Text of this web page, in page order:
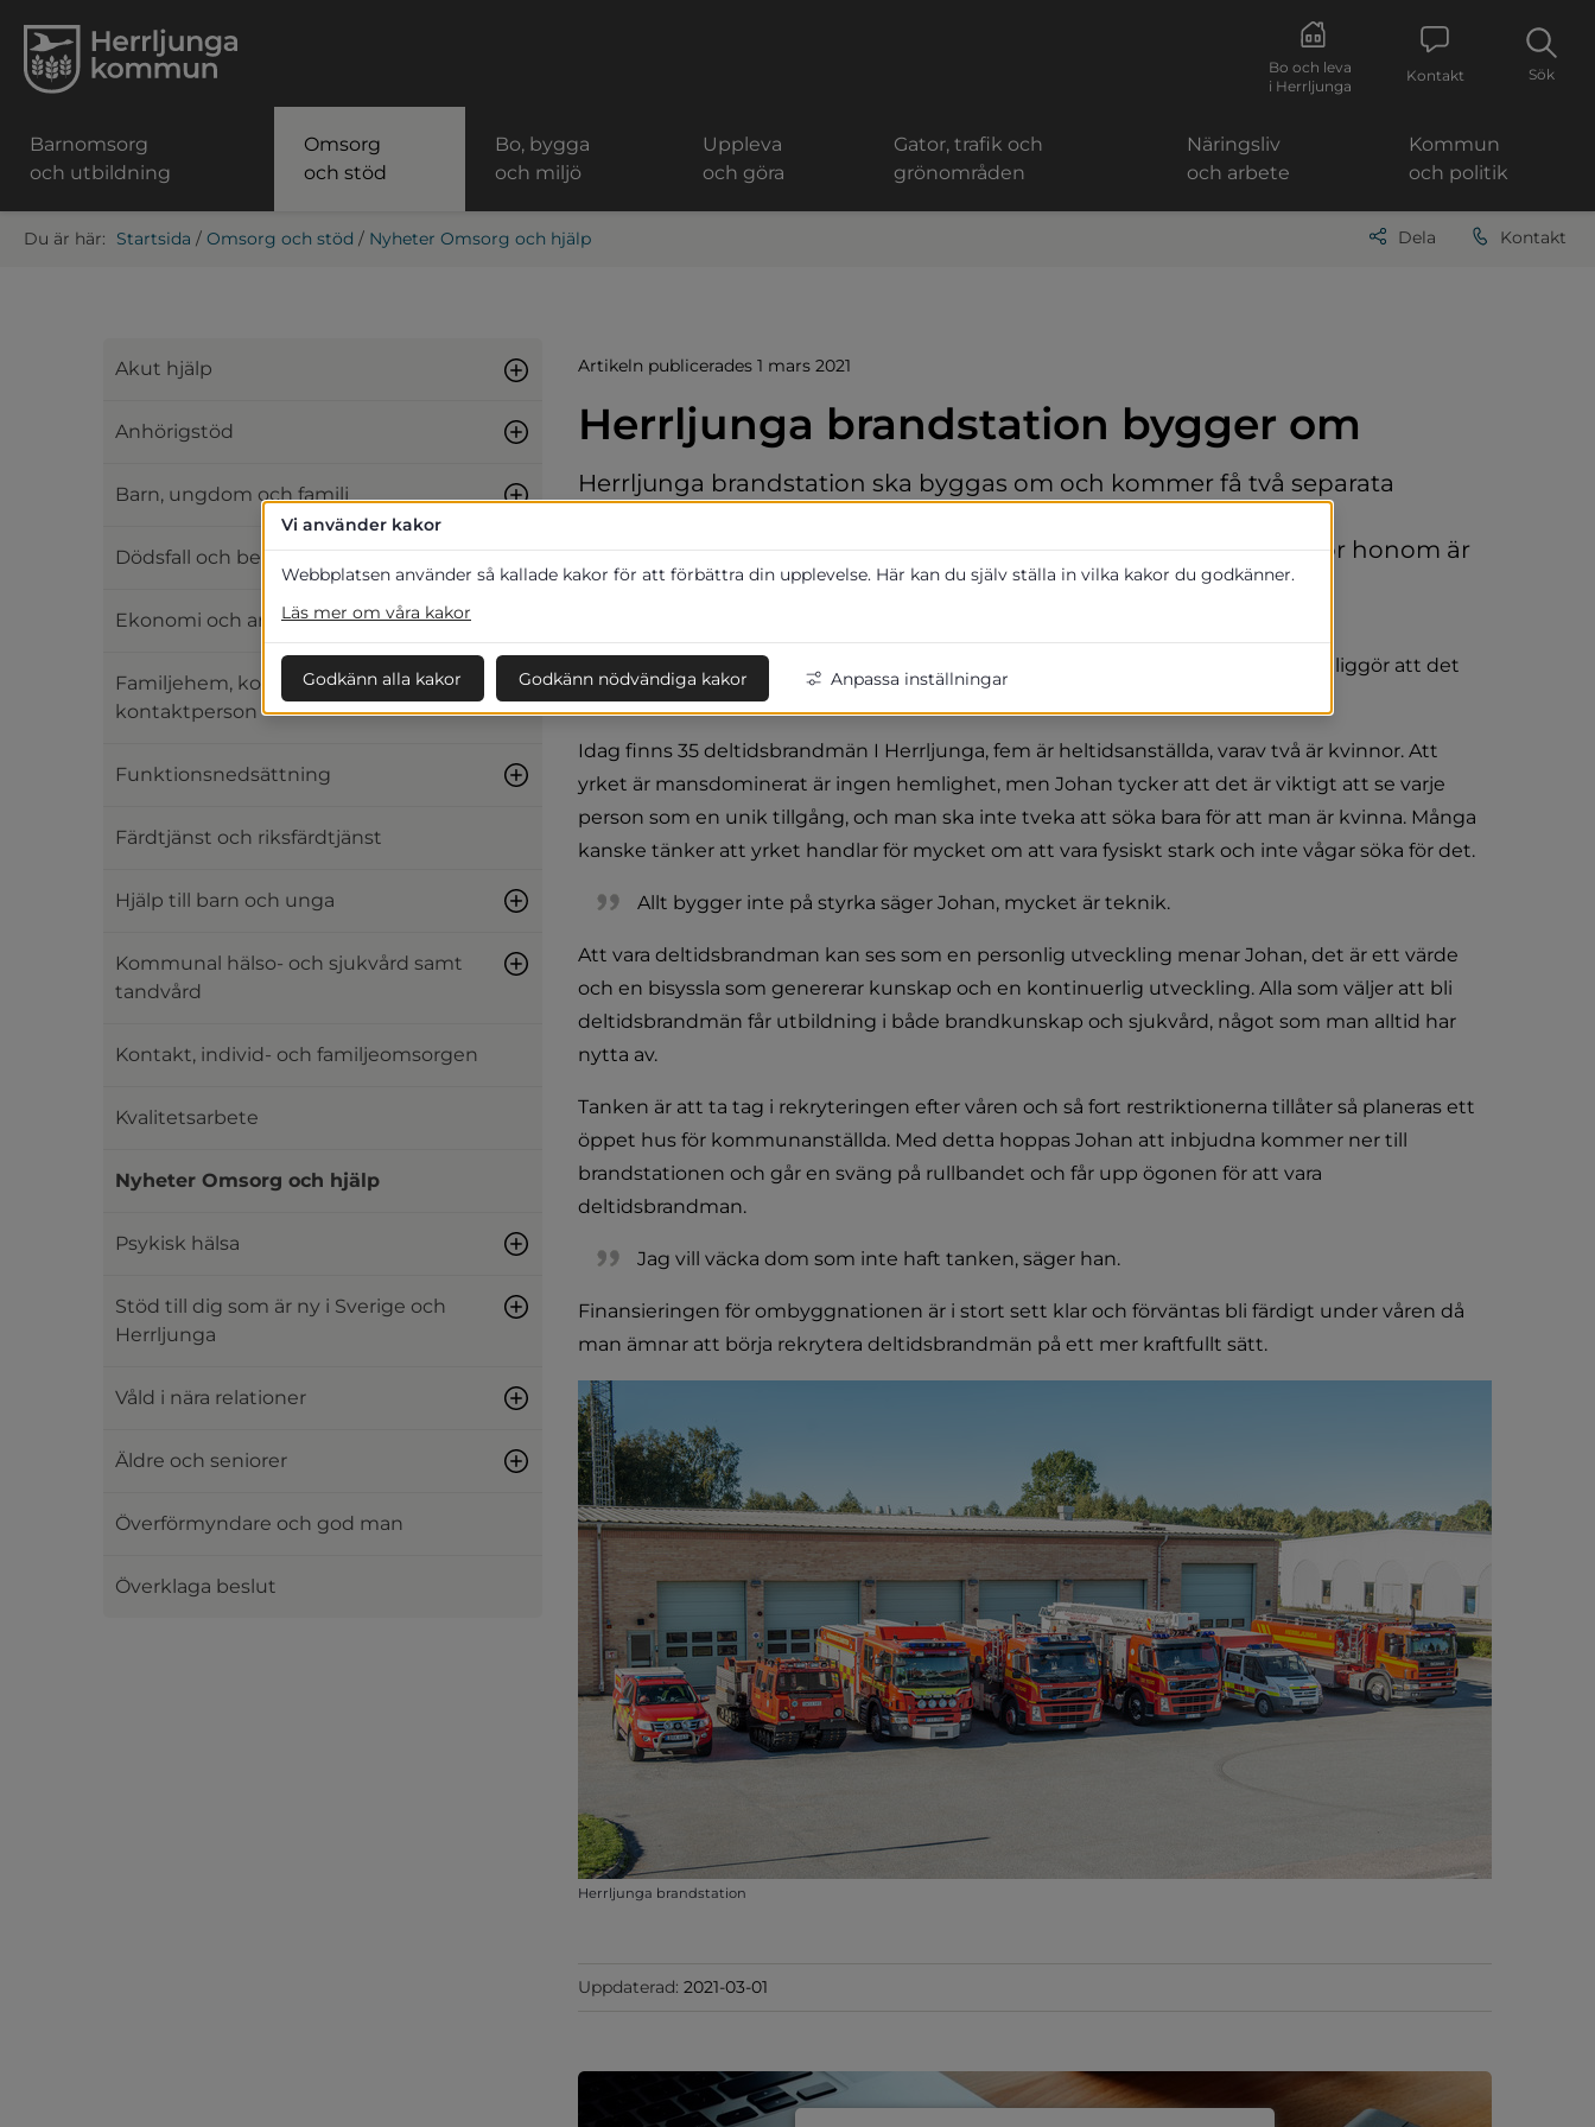
Bo och leva
i Herrljunga
Kontakt Sök
Barnomsorg
och utbildning
Omsorg
och stöd
Bo, bygga
och miljö
Uppleva
och göra
Gator, trafik och
grönområden
Näringsliv
och arbete
Kommun
och politik
Startsida / Omsorg och stöd / Nyheter Omsorg och hjälp Dela Kontakt
Akut hjälp
Anhörigstöd
Barn, ungdom och familj
Dödsfall och begravning
Ekonomi och arbete
Familjehem, kontaktfamilj och
kontaktperson
Funktionsnedsättning
Färdtjänst och riksfärdtjänst
Hjälp till barn och unga
Kommunal hälso- och sjukvård samt
tandvård
Kontakt, individ- och familjeomsorgen
Kvalitetsarbete
Nyheter Omsorg och hjälp
Psykisk hälsa
Stöd till dig som är ny i Sverige och
Herrljunga
Våld i nära relationer
Äldre och seniorer
Överförmyndare och god man
Överklaga beslut
Artikeln publicerades 1 mars 2021
Herrljunga brandstation bygger om
Herrljunga brandstation ska byggas om och kommer få två separata
ombyggnaden kommer från Räddningschef Johan Fors, och för honom är
det en grundförutsättning för att kunna locka en mångfald till
Att det finns separata omklädningsrum är något vi bör erbjuda, det åskådliggör att det
finns plats för just dig, och påvisar att alla är välkomna säger han.
Idag finns 35 deltidsbrandmän I Herrljunga, fem är heltidsanställda, varav två är kvinnor. Att
yrket är mansdominerat är ingen hemlighet, men Johan tycker att det är viktigt att se varje
person som en unik tillgång, och man ska inte tveka att söka bara för att man är kvinna. Många
kanske tänker att yrket handlar för mycket om att vara fysiskt stark och inte vågar söka för det.
Allt bygger inte på styrka säger Johan, mycket är teknik.
Att vara deltidsbrandman kan ses som en personlig utveckling menar Johan, det är ett värde
och en bisyssla som genererar kunskap och en kontinuerlig utveckling. Alla som väljer att bli
deltidsbrandmän får utbildning i både brandkunskap och sjukvård, något som man alltid har
nytta av.
Tanken är att ta tag i rekryteringen efter våren och så fort restriktionerna tillåter så planeras ett
öppet hus för kommunanställda. Med detta hoppas Johan att inbjudna kommer ner till
brandstationen och går en sväng på rullbandet och får upp ögonen för att vara
deltidsbrandman.
Jag vill väcka dom som inte haft tanken, säger han.
Finansieringen för ombyggnationen är i stort sett klar och förväntas bli färdigt under våren då
man ämnar att börja rekrytera deltidsbrandmän på ett mer kraftfullt sätt.
Herrljunga brandstation
Uppdaterad: 2021-03-01
Vi använder kakor
Webbplatsen använder så kallade kakor för att förbättra din upplevelse. Här kan du själv ställa in vilka kakor du godkänner.
Läs mer om våra kakor
Godkänn alla kakor Godkänn nödvändiga kakor Anpassa inställningar